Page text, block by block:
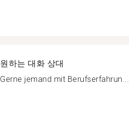
원하는 대화 상대
Gerne jemand mit Berufserfahrun...